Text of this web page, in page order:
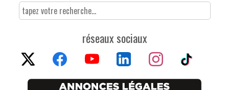
réseaux sociaux